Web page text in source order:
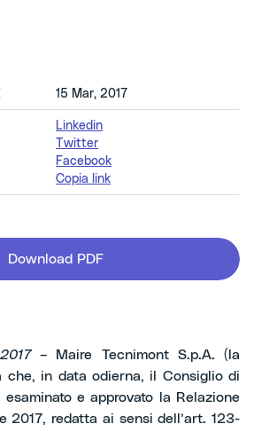
15 Mar, 2017
Linkedin
Twitter
Facebook
Copia link
Download PDF
– Maire Tecnimont S.p.A. (la
che, in data odierna, il Consiglio di
e approvato la Relazione
2017, redatta ai sensi dell’art. 123-